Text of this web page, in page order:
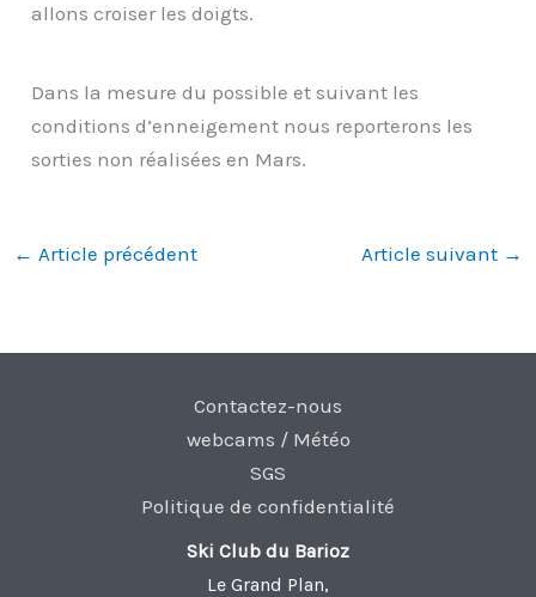
allons croiser les doigts.
Dans la mesure du possible et suivant les
conditions d’enneigement nous reporterons les
sorties non réalisées en Mars.
← Article précédent Article suivant →
Contactez-nous
webcams / Météo
SGS
Politique de confidentialité
Ski Club du Barioz
Le Grand Plan,